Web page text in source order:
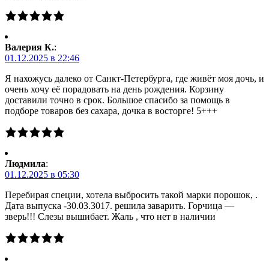
Валерия К.:
01.12.2025 в 22:46
Я нахожусь далеко от Санкт-Петербурга, где живёт моя дочь, и
очень хочу её порадовать на день рождения. Корзину
доставили точно в срок. Большое спасибо за помощь в
подборе товаров без сахара, дочка в восторге! 5+++
Людмила:
01.12.2025 в 05:30
Перебирая специи, хотела выбросить такой марки порошок, .
Дата выпуска -30.03.3017. решила заварить. Горчица —
зверь!!! Слезы вышибает. Жаль , что нет в наличии